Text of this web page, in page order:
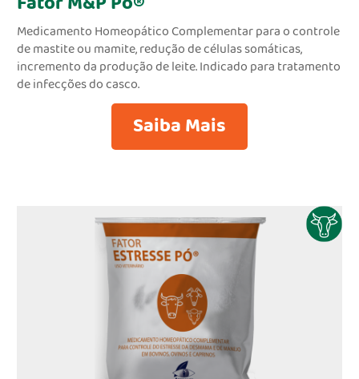
Medicamento Homeopático Complementar para o controle
de mastite ou mamite, redução de células somáticas,
incremento da produção de leite. Indicado para tratamento
de infecções do casco.
Saiba Mais